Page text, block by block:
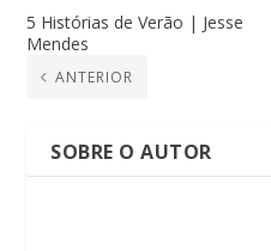
5 Histórias de Verão | Jesse
Mendes
ANTERIOR
SOBRE O AUTOR